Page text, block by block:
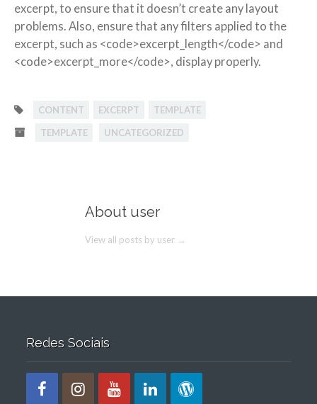
excerpt, to ensure that it doesn’t create any layout
problems. Also, ensure that any filters applied to the
excerpt, such as <code>excerpt_length</code> and
<code>excerpt_more</code>, display properly.
CONTENT EXCERPT
TEMPLATE
TEMPLATE
UNCATEGORIZED
About user
View all posts by user →
Redes Sociais